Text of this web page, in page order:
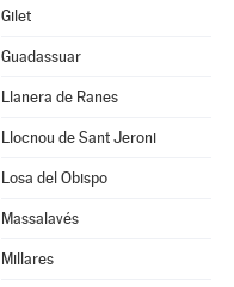
Gilet
Guadassuar
Llanera de Ranes
Llocnou de Sant Jeroni
Losa del Obispo
Massalavés
Millares